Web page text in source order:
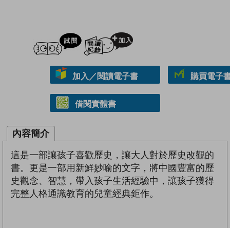
試閲
加入／閱讀電子書 購買電子
借閱實體書
內容簡介
這是一部讓孩子喜歡歷史，讓大人對於歷史改觀的
書。更是一部用新鮮妙喻的文字，將中國豐富的歷
史觀念、智慧，帶入孩子生活經驗中，讓孩子獲得
完整人格通識教育的兒童經典鉅作。